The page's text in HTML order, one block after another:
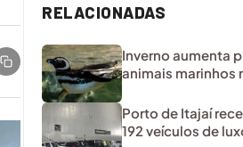
RELACIONADAS
Inverno aumenta
animais marinhos
Porto de Itajaí
192 veículos de